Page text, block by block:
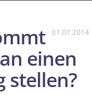
01.07.2014
einen
stellen?